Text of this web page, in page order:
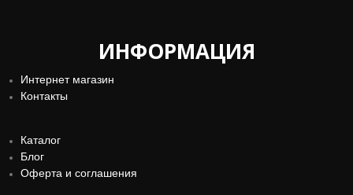
ИНФОРМАЦИЯ
Интернет магазин
Контакты
Каталог
Блог
Оферта и соглашения